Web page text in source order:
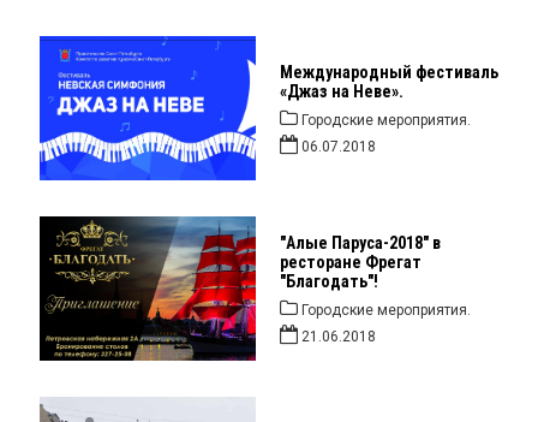
Международный фестиваль
«Джаз на Неве».
Городские мероприятия.
06.07.2018
"Алые Паруса-2018" в
ресторане Фрегат
"Благодать"!
Городские мероприятия.
21.06.2018